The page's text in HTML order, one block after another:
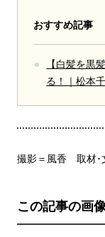
おすすめ記事
【白髪を黒
る！｜松本
撮影＝風香 取材･
この記事の画